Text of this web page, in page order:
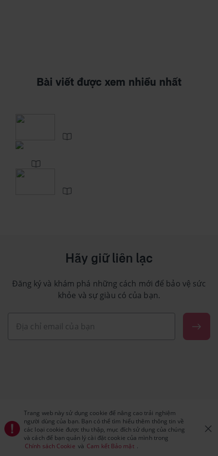
Bài viết được xem nhiều nhất
Hãy giữ liên lạc
Đăng ký và khám phá những cách mới để bảo vệ sức
khỏe và sự giàu có của bạn.
Trang web này sử dụng cookie để nâng cao trải nghiệm
người dùng của bạn. Bạn có thể tìm hiểu thêm thông tin về
các loại cookie được thu thập, mục đích sử dụng của chúng
và cách để bạn quản lý cài đặt cookie của mình trong
Chính sách Cookie và Cam kết Bảo mật .